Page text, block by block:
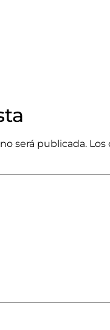
será publicada. Los